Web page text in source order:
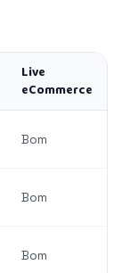
Live
eCommerce
Bom
Bom
Bom